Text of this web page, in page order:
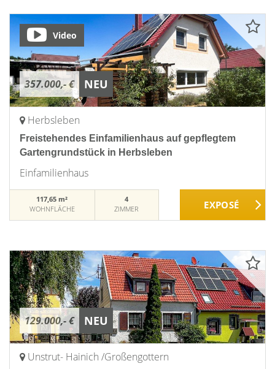
357.000,- € NEU
Video
Herbsleben
Freistehendes Einfamilienhaus auf gepflegtem
Gartengrundstück in Herbsleben
Einfamilienhaus
117,65 m²
WOHNFLÄCHE
4
ZIMMER
129.000,- € NEU
Unstrut- Hainich /Großengottern